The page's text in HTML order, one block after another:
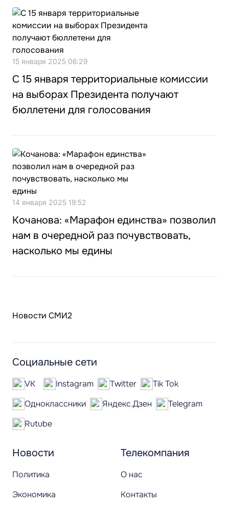
15 января 2025 06:29
С 15 января территориальные комиссии
на выборах Президента получают
бюллетени для голосования
14 января 2025 19:52
Кочанова: «Марафон единства» позволил
нам в очередной раз почувствовать,
насколько мы едины
Новости СМИ2
Новости
Политика
Экономика
Телекомпания
О нас
Контакты
Социальные сети
VK Instagram Twitter
Tik Tok
Одноклассники
Яндекс.Дзен
Telegram
Rutube